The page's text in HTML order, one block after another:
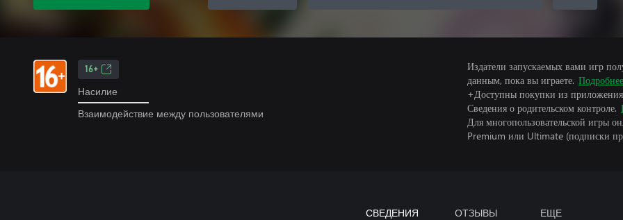
16+
Насилие
Взаимодействие между пользователями
Издатели запускаемых вами игр
данным, пока вы играете. Подробнее
+Доступны покупки из
Сведения о родительском контроле.
Для многопользовательской игры
Premium или Ultimate (подписки
СВЕДЕНИЯ ОТЗЫВЫ ЕЩЕ